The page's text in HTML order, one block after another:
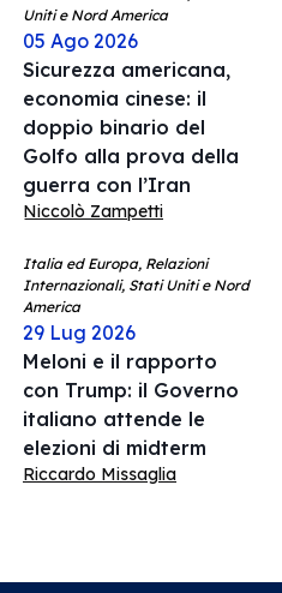
Uniti e Nord America
05 Ago 2026
Sicurezza americana,
economia cinese: il
doppio binario del
Golfo alla prova della
guerra con l’Iran
Niccolò Zampetti
Italia ed Europa, Relazioni
Internazionali, Stati Uniti e Nord
America
29 Lug 2026
Meloni e il rapporto
con Trump: il Governo
italiano attende le
elezioni di midterm
Riccardo Missaglia